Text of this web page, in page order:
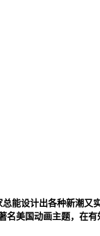
能设计出各种新潮又
美国动画主题，在